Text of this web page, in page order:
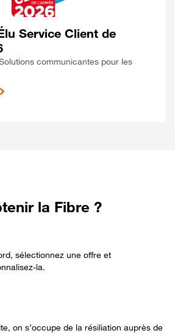
Service Client de
communicantes pour les
la Fibre ?
sélectionnez une offre et
la.
on s’occupe de la résiliation auprès de